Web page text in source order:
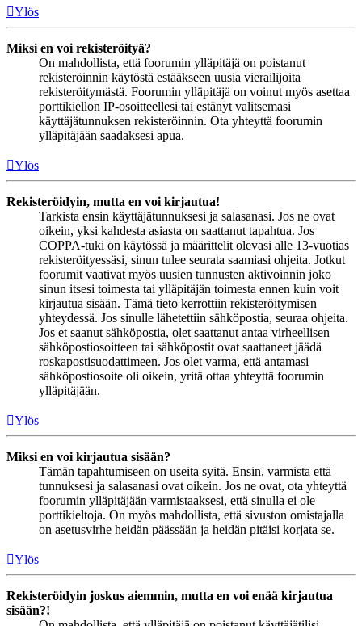
Ylös
Miksi en voi rekisteröityä?
On mahdollista, että foorumin ylläpitäjä on poistanut
rekisteröinnin käytöstä estääkseen uusia vierailijoita
rekisteröitymästä. Foorumin ylläpitäjä on voinut myös asettaa
porttikiellon IP-osoitteellesi tai estänyt valitsemasi
käyttäjätunnuksen rekisteröinnin. Ota yhteyttä foorumin
ylläpitäjään saadaksesi apua.
Ylös
Rekisteröidyin, mutta en voi kirjautua!
Tarkista ensin käyttäjätunnuksesi ja salasanasi. Jos ne ovat
oikein, yksi kahdesta asiasta on saattanut tapahtua. Jos
COPPA-tuki on käytössä ja määrittelit olevasi alle 13-vuotias
rekisteröityessäsi, sinun tulee seurata saamiasi ohjeita. Jotkut
foorumit vaativat myös uusien tunnusten aktivoinnin joko
sinun itsesi toimesta tai ylläpitäjän toimesta ennen kuin voit
kirjautua sisään. Tämä tieto kerrottiin rekisteröitymisen
yhteydessä. Jos sinulle lähetettiin sähköpostia, seuraa ohjeita.
Jos et saanut sähköpostia, olet saattanut antaa virheellisen
sähköpostiosoitteen tai sähköpostit ovat saattaneet jäädä
roskapostisuodattimeen. Jos olet varma, että antamasi
sähköpostiosoite oli oikein, yritä ottaa yhteyttä foorumin
ylläpitäjään.
Ylös
Miksi en voi kirjautua sisään?
Tämän tapahtumiseen on useita syitä. Ensin, varmista että
tunnuksesi ja salasanasi ovat oikein. Jos ne ovat, ota yhteyttä
foorumin ylläpitäjään varmistaaksesi, että sinulla ei ole
porttikieltoja. On myös mahdollista, että sivuston omistajalla
on asetusvirhe heidän päässään ja heidän pitäisi korjata se.
Ylös
Rekisteröidyin joskus aiemmin, mutta en voi enää kirjautua
sisään?!